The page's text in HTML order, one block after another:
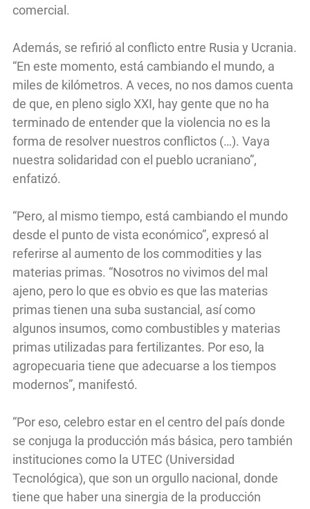
comercial.
Además, se refirió al conflicto entre Rusia y Ucrania.
“En este momento, está cambiando el mundo, a
miles de kilómetros. A veces, no nos damos cuenta
de que, en pleno siglo XXI, hay gente que no ha
terminado de entender que la violencia no es la
forma de resolver nuestros conflictos (…). Vaya
nuestra solidaridad con el pueblo ucraniano”,
enfatizó.
“Pero, al mismo tiempo, está cambiando el mundo
desde el punto de vista económico”, expresó al
referirse al aumento de los commodities y las
materias primas. “Nosotros no vivimos del mal
ajeno, pero lo que es obvio es que las materias
primas tienen una suba sustancial, así como
algunos insumos, como combustibles y materias
primas utilizadas para fertilizantes. Por eso, la
agropecuaria tiene que adecuarse a los tiempos
modernos”, manifestó.
“Por eso, celebro estar en el centro del país donde
se conjuga la producción más básica, pero también
instituciones como la UTEC (Universidad
Tecnológica), que son un orgullo nacional, donde
tiene que haber una sinergia de la producción